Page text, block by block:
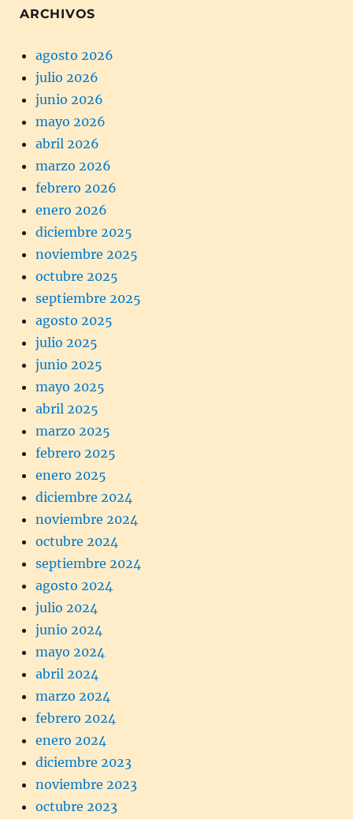
ARCHIVOS
agosto 2026
julio 2026
junio 2026
mayo 2026
abril 2026
marzo 2026
febrero 2026
enero 2026
diciembre 2025
noviembre 2025
octubre 2025
septiembre 2025
agosto 2025
julio 2025
junio 2025
mayo 2025
abril 2025
marzo 2025
febrero 2025
enero 2025
diciembre 2024
noviembre 2024
octubre 2024
septiembre 2024
agosto 2024
julio 2024
junio 2024
mayo 2024
abril 2024
marzo 2024
febrero 2024
enero 2024
diciembre 2023
noviembre 2023
octubre 2023